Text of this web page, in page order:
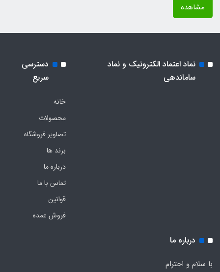
مشاهده
نماد اعتماد الکترونیک و نماد
ساماندهی
دسترسی
سریع
خانه
محصولات
تصاویر فروشگاه
برند ها
درباره ما
تماس با ما
قوانین
فروش عمده
درباره ما
با سلام و احترام